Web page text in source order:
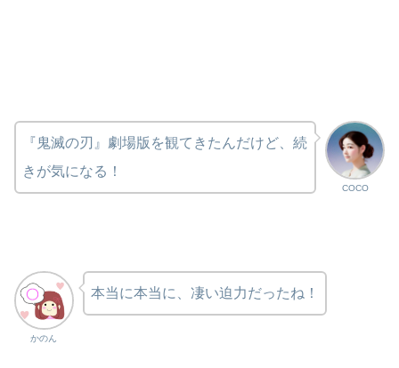
COCO
『鬼滅の刃』劇場版を観てきたんだけど、続
きが気になる！
かのん
本当に本当に、凄い迫力だったね！